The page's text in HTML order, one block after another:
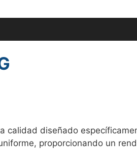
calidad diseñado
proporcionando un